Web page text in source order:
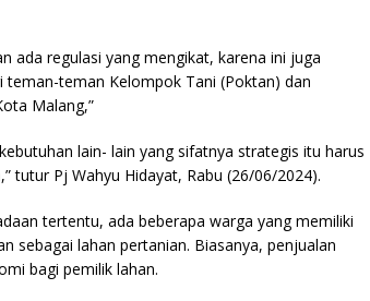
ada regulasi yang mengikat, karena ini juga
teman Kelompok Tani (Poktan) dan
Malang,”
lain- lain yang sifatnya strategis itu harus
tutur Pj Wahyu Hidayat, Rabu (26/06/2024).
tertentu, ada beberapa warga yang memiliki
sebagai lahan pertanian. Biasanya, penjualan
bagi pemilik lahan.